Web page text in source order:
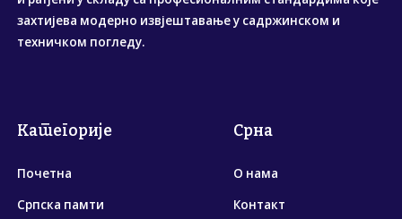
захтијева модерно извјештавање у садржинском и
техничком погледу.
Категорије
Почетна
Српска памти
Срна
О нама
Контакт